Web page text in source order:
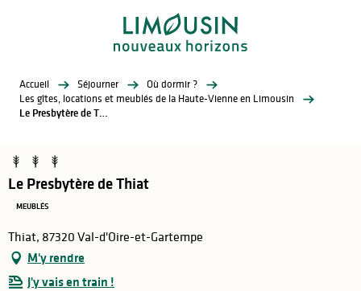
Accueil Séjourner
Où dormir ?
Les gîtes, locations et meublés de la Haute-Vienne en Limousin
Le Presbytère de Thiat
Le Presbytère de Thiat
MEUBLÉS
Thiat, 87320 Val-d'Oire-et-Gartempe
M'y rendre
J'y vais en train !